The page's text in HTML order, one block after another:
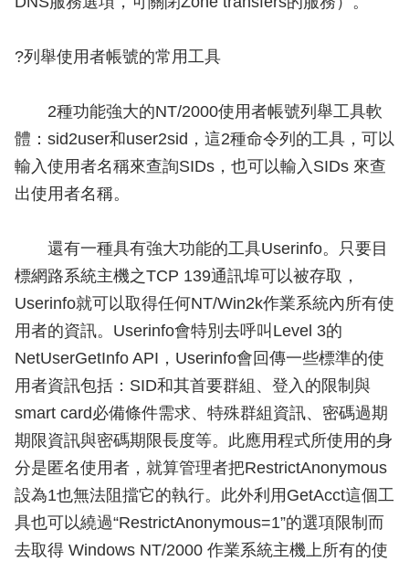
?列舉使用者帳號的常用工具
2種功能強大的NT/2000使用者帳號列舉工具軟
體：sid2user和user2sid，這2種命令列的工具，可以
輸入使用者名稱來查詢SIDs，也可以輸入SIDs 來查
出使用者名稱。
還有一種具有強大功能的工具Userinfo。只要目
標網路系統主機之TCP 139通訊埠可以被存取，
Userinfo就可以取得任何NT/Win2k作業系統內所有使
用者的資訊。Userinfo會特別去呼叫Level 3的
NetUserGetInfo API，Userinfo會回傳一些標準的使
用者資訊包括：SID和其首要群組、登入的限制與
smart card必備條件需求、特殊群組資訊、密碼過期
期限資訊與密碼期限長度等。此應用程式所使用的身
分是匿名使用者，就算管理者把RestrictAnonymous
設為1也無法阻擋它的執行。此外利用GetAcct這個工
具也可以繞過“RestrictAnonymous=1”的選項限制而
去取得 Windows NT/2000 作業系統主機上所有的使